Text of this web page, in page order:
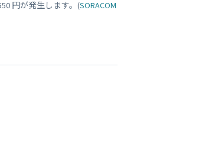
円が発生します。(SORACOM